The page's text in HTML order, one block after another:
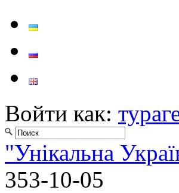
Войти как:
"Унікальна
353-10-05